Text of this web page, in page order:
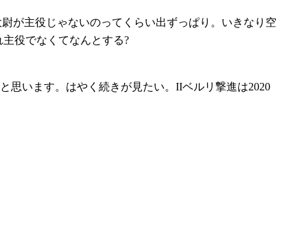
が主役じゃないのってくらい出ずっぱり。いきなり空
役でなくてなんとする?
思います。はやく続きが見たい。IIベルリ撃進は2020